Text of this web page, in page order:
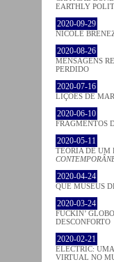
EARTHLY
2020-09-29
NICOLE
2020-08-26
MENSAGENS
PERDIDO
2020-07-16
LIÇÕES DE
2020-06-10
FRAGMENTOS
2020-05-11
TEORIA DE UM
2020-04-24
QUE MUSEUS
2020-03-24
FUCKIN’
DESCONFORTO
2020-02-21
ELECTRIC:
VIRTUAL NO